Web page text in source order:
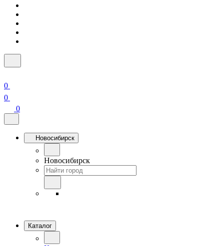
0
0
0
Новосибирск
Новосибирск
Каталог